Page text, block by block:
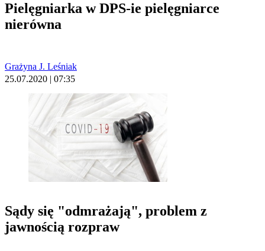
Pielęgniarka w DPS-ie pielęgniarce
nierówna
Grażyna J. Leśniak
25.07.2020 | 07:35
Sądy się "odmrażają", problem z
jawnością rozpraw